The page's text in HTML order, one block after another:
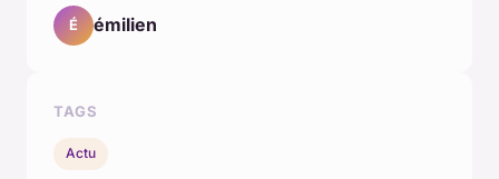
É émilien
TAGS
Actu